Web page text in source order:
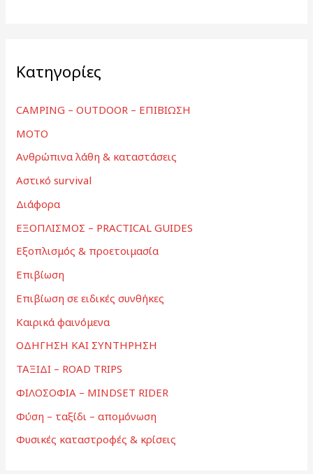
Kατηγορίες
CAMPING – OUTDOOR – ΕΠΙΒΙΩΣΗ
MOTO
Ανθρώπινα λάθη & καταστάσεις
Αστικό survival
Διάφορα
ΕΞΟΠΛΙΣΜΟΣ – PRACTICAL GUIDES
Εξοπλισμός & προετοιμασία
Επιβίωση
Επιβίωση σε ειδικές συνθήκες
Καιρικά φαινόμενα
ΟΔΗΓΗΣΗ ΚΑΙ ΣΥΝΤΗΡΗΣΗ
ΤΑΞΙΔΙ – ROAD TRIPS
ΦΙΛΟΣΟΦΙΑ – MINDSET RIDER
Φύση – ταξίδι – απομόνωση
Φυσικές καταστροφές & κρίσεις